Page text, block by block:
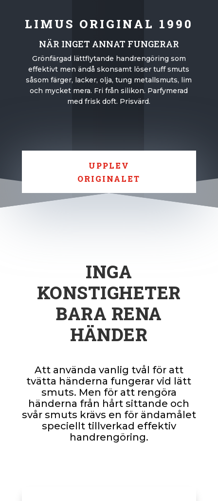
LIMUS ORIGINAL 1990
NÄR INGET ANNAT FUNGERAR
Grönfärgad lättflytande handrengöring som
effektivt men ändå skonsamt löser tuff smuts
såsom färger, lacker, olja, tung metallsmuts, lim
och mycket mera. Fri från silikon. Parfymerad
med frisk doft. Prisvärd.
UPPLEV
ORIGINALET
INGA
KONSTIGHETER
BARA RENA
HÄNDER
Att använda vanlig tvål för att
tvätta händerna fungerar vid lätt
smuts. Men för att rengöra
händerna från hårt sittande och
svår smuts krävs en för ändamålet
speciellt tillverkad effektiv
handrengöring.